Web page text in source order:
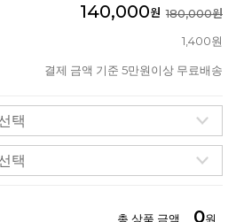
140,000원 180,000원
1,400원
결제 금액 기준 5만원이상 무료배송
총 상품 금액 0원